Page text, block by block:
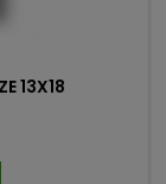
13X18